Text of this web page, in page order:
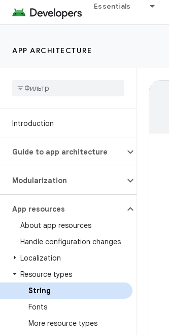
Essentials
APP ARCHITECTURE
Introduction
Guide to app architecture
Modularization
App resources
About app resources
Handle configuration changes
Localization
Resource types
String
Fonts
More resource types